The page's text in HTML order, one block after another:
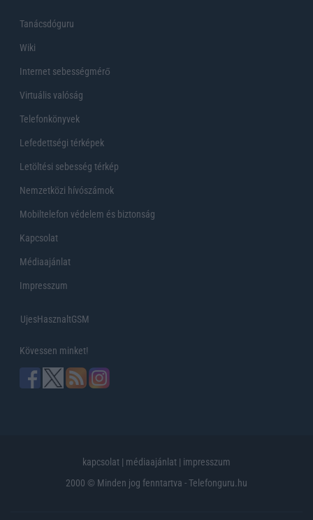
Tanácsdóguru
Wiki
Internet sebességmérő
Virtuális valóság
Telefonkönyvek
Lefedettségi térképek
Letöltési sebesség térkép
Nemzetközi hívószámok
Mobiltelefon védelem és biztonság
Kapcsolat
Médiaajánlat
Impresszum
UjesHasznaltGSM
Kövessen minket!
kapcsolat | médiaajánlat | impresszum
2000 © Minden jog fenntartva - Telefonguru.hu